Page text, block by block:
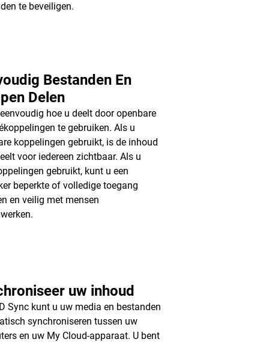
te beveiligen.
Bestanden En
Delen
hoe u deelt door openbare
te gebruiken. Als u
koppelingen gebruikt, is de inhoud
voor iedereen zichtbaar. Als u
gebruikt, kunt u een
beperkte of volledige toegang
en veilig met mensen
uw inhoud
Sync kunt u uw media en bestanden
synchroniseren tussen uw
en uw My Cloud-apparaat. U bent